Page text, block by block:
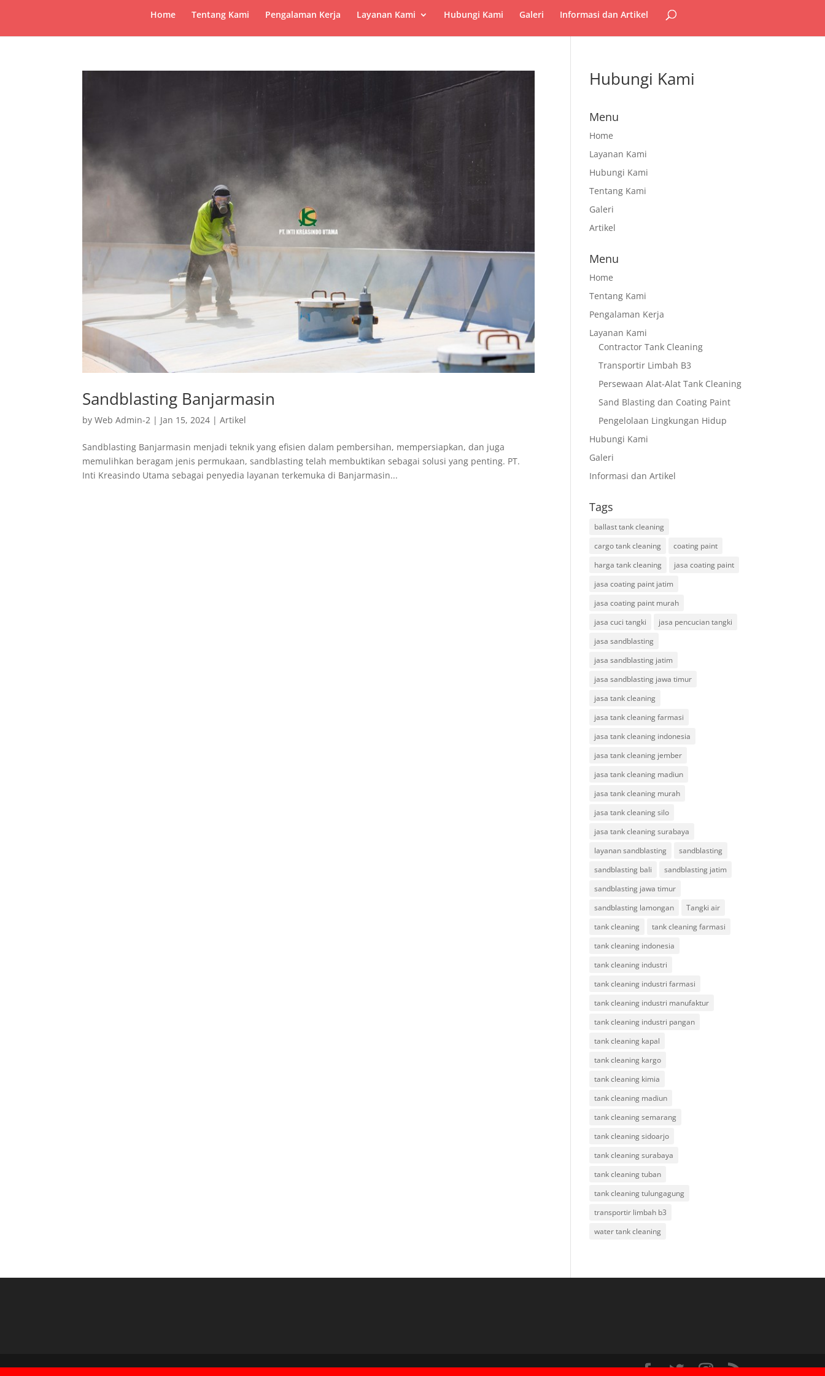
Home Tentang Kami Pengalaman Kerja Layanan Kami Hubungi Kami Galeri Informasi dan Artikel
Sandblasting Banjarmasin
byWeb Admin-2 | Jan 15, 2024 |Artikel
Sandblasting Banjarmasin menjadi teknik yang efisien dalam pembersihan, mempersiapkan, dan juga
memulihkan beragam jenis permukaan, sandblasting telah membuktikan sebagai solusi yang penting. PT.
Inti Kreasindo Utama sebagai penyedia layanan terkemuka di Banjarmasin...
Hubungi Kami
Menu
Home
Layanan Kami
Hubungi Kami
Tentang Kami
Galeri
Artikel
Menu
Home
Tentang Kami
Pengalaman Kerja
Layanan Kami
Contractor Tank Cleaning
Transportir Limbah B3
Persewaan Alat-Alat Tank Cleaning
Sand Blasting dan Coating Paint
Pengelolaan Lingkungan Hidup
Hubungi Kami
Galeri
Informasi dan Artikel
Tags
ballast tank cleaning
cargo tank cleaning
coating paint
harga tank cleaning
jasa coating paint
jasa coating paint jatim
jasa coating paint murah
jasa cuci tangki
jasa pencucian tangki
jasa sandblasting
jasa sandblasting jatim
jasa sandblasting jawa timur
jasa tank cleaning
jasa tank cleaning farmasi
jasa tank cleaning indonesia
jasa tank cleaning jember
jasa tank cleaning madiun
jasa tank cleaning murah
jasa tank cleaning silo
jasa tank cleaning surabaya
layanan sandblasting
sandblasting
sandblasting bali
sandblasting jatim
sandblasting jawa timur
sandblasting lamongan
Tangki air
tank cleaning
tank cleaning farmasi
tank cleaning indonesia
tank cleaning industri
tank cleaning industri farmasi
tank cleaning industri manufaktur
tank cleaning industri pangan
tank cleaning kapal
tank cleaning kargo
tank cleaning kimia
tank cleaning madiun
tank cleaning semarang
tank cleaning sidoarjo
tank cleaning surabaya
tank cleaning tuban
tank cleaning tulungagung
transportir limbah b3
water tank cleaning